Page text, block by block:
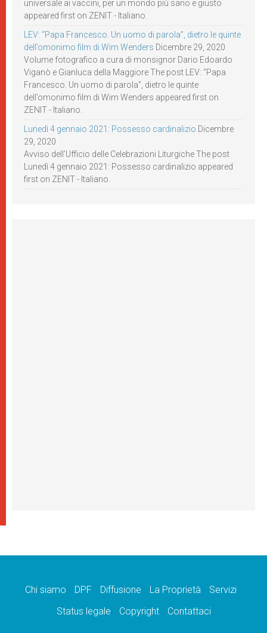
universale ai vaccini, per un mondo più sano e giusto
appeared first on ZENIT - Italiano.
LEV: “Papa Francesco. Un uomo di parola”, dietro le quinte
dell’omonimo film di Wim Wenders Dicembre 29, 2020
Volume fotografico a cura di monsignor Dario Edoardo
Viganò e Gianluca della Maggiore The post LEV: “Papa
Francesco. Un uomo di parola”, dietro le quinte
dell’omonimo film di Wim Wenders appeared first on
ZENIT - Italiano.
Lunedì 4 gennaio 2021: Possesso cardinalizio Dicembre
29, 2020
Avviso dell’Ufficio delle Celebrazioni Liturgiche The post
Lunedì 4 gennaio 2021: Possesso cardinalizio appeared
first on ZENIT - Italiano.
Chi siamo DPF Diffusione La Proprietà
Servizi
Status legale
Copyright Contattaci